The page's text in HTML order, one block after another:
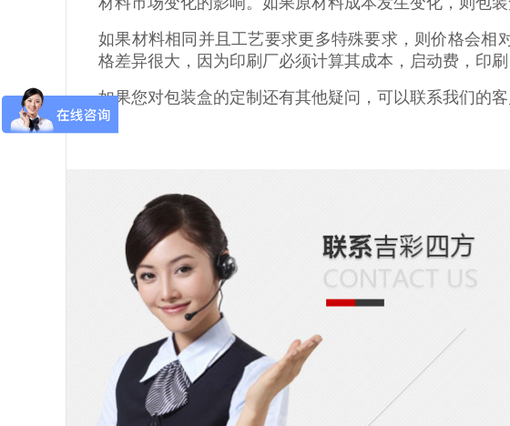
如果材料相同并且工艺要求更多特殊要求，则价格会相
格差异很大，因为印刷厂必须计算其成本，启动费，印刷
如果您对包装盒的定制还有其他疑问，可以联系我们的客